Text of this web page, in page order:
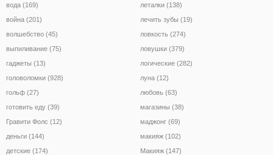
вода (169)
война (201)
волшебство (45)
выпиливание (75)
гаджеты (13)
головоломки (928)
гольф (27)
готовить еду (39)
Гравити Фолс (12)
деньги (144)
детские (174)
леталки (138)
лечить зубы (19)
ловкость (274)
ловушки (379)
логические (282)
луна (12)
любовь (63)
магазины (38)
маджонг (69)
макияж (102)
Макияж (147)